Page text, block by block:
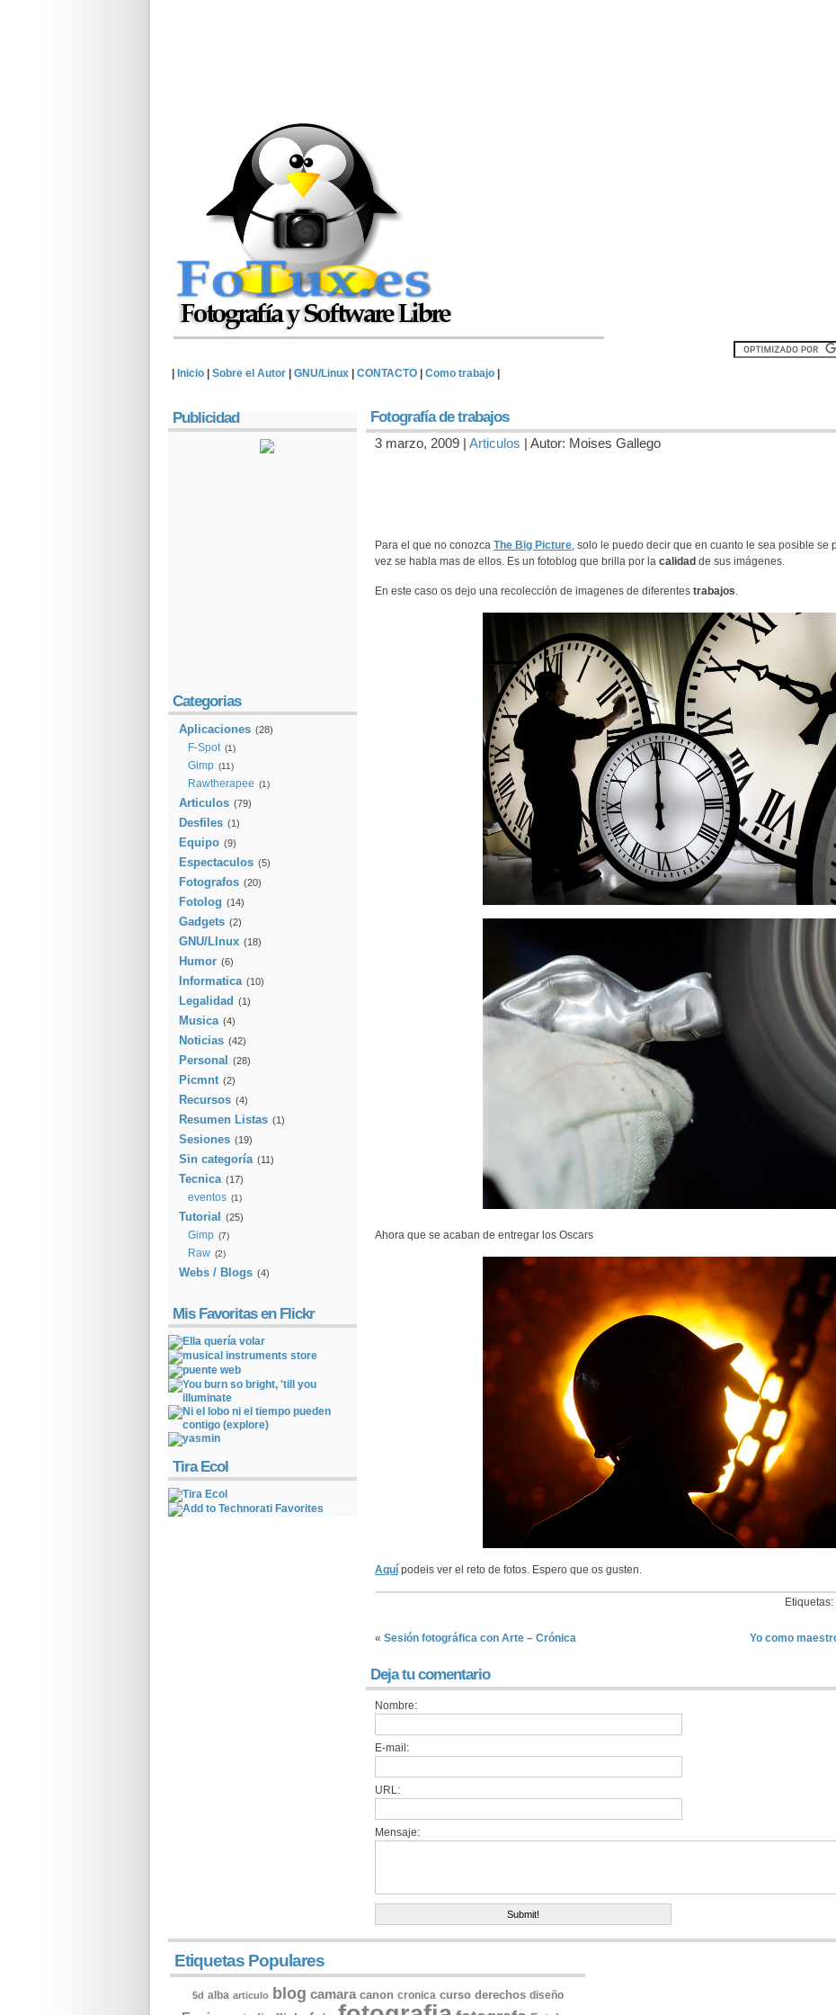
Inicio Sobre el Autor GNU/Linux CONTACTO Como trabajo
Fotografía de trabajos
3 marzo, 2009 | Articulos | Autor: Moises Gallego
Para el que no conozca The Big Picture, solo le puedo decir que en cuanto le sea posible se
vez se habla mas de ellos. Es un fotoblog que brilla por la calidad de sus imágenes.
En este caso os dejo una recolección de imagenes de diferentes trabajos.
Ahora que se acaban de entregar los Oscars
Aquí podeis ver el reto de fotos. Espero que os gusten.
Etiquetas:
« Sesión fotográfica con Arte – Crónica Yo como
Deja tu comentario
Nombre:
E-mail:
URL:
Mensaje:
Publicidad
Categorias
Aplicaciones (28)
F-Spot (1)
Gimp (11)
Rawtherapee (1)
Articulos (79)
Desfiles (1)
Equipo (9)
Espectaculos (5)
Fotografos (20)
Fotolog (14)
Gadgets (2)
GNU/LInux (18)
Humor (6)
Informatica (10)
Legalidad (1)
Musica (4)
Noticias (42)
Personal (28)
Picmnt (2)
Recursos (4)
Resumen Listas (1)
Sesiones (19)
Sin categoría (11)
Tecnica (17)
eventos (1)
Tutorial (25)
Gimp (7)
Raw (2)
Webs / Blogs (4)
Mis Favoritas en Flickr
Tira Ecol
Etiquetas Populares
5d alba articulo blog camara canon cronica curso derechos diseño